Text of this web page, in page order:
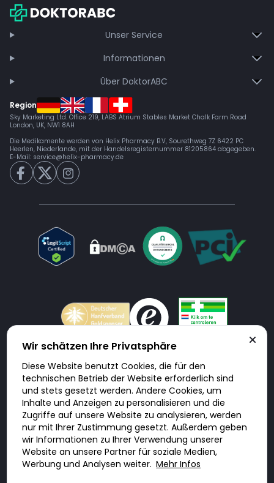
Unser Service
Informationen
Über DoktorABC
Region
Sky Marketing Ltd. Office 219, LABS Atrium Stables Market Chalk Farm Road
London, UK, NW1 8AH
Die Medikamente werden von Helix Pharmacy B.V, Sourethweg 7Z 6422 PC
Heerlen, Niederlande, mit der Handelsregisternummer 81205864 abgegeben.
E-Mail: service@helix-pharmacy.de
Doktorabc.com ist eine Vermittlungsplattform. Doktorabc ist ausdrücklich
keine Internetapotheke. Doktorabc bietet keine Medikamente oder
sonstige Produkte an oder liefert diese. Jegliche Informationen zu
Produkten, Medikamenten und Preisen auf der Internetseite beinhalten
kein Angebot von Doktorabc an Sie. Für die Einhaltung der in Ihrem Land
geltenden Gesetze und sonstigen Rechtsvorschriften sind Sie als Nutzer
selbst verantwortlich. Die Nutzung unseres Services auf Doktorabc durch
Sie erfolgt auf eigenes Risiko und in eigener Verantwortung. Sie erklären,
diese Internetseite aus eigener Initiative zu besuchen und zu nutzen.
Wir schätzen Ihre Privatsphäre
Diese Website benutzt Cookies, die für den
technischen Betrieb der Website erforderlich sind
und stets gesetzt werden. Andere Cookies, um
Inhalte und Anzeigen zu personalisieren und die
Zugriffe auf unsere Website zu analysieren, werden
nur mit Ihrer Zustimmung gesetzt. Außerdem geben
wir Informationen zu Ihrer Verwendung unserer
Website an unsere Partner für soziale Medien,
Werbung und Analysen weiter. Mehr Infos